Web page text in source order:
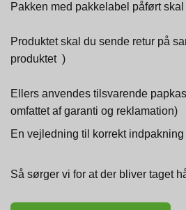
Pakken med pakkelabel påført
Produktet skal du sende retur på
produktet )
Ellers anvendes tilsvarende
omfattet af garanti og reklamation)
En vejledning til korrekt indpakning
Så sørger vi for at der bliver taget